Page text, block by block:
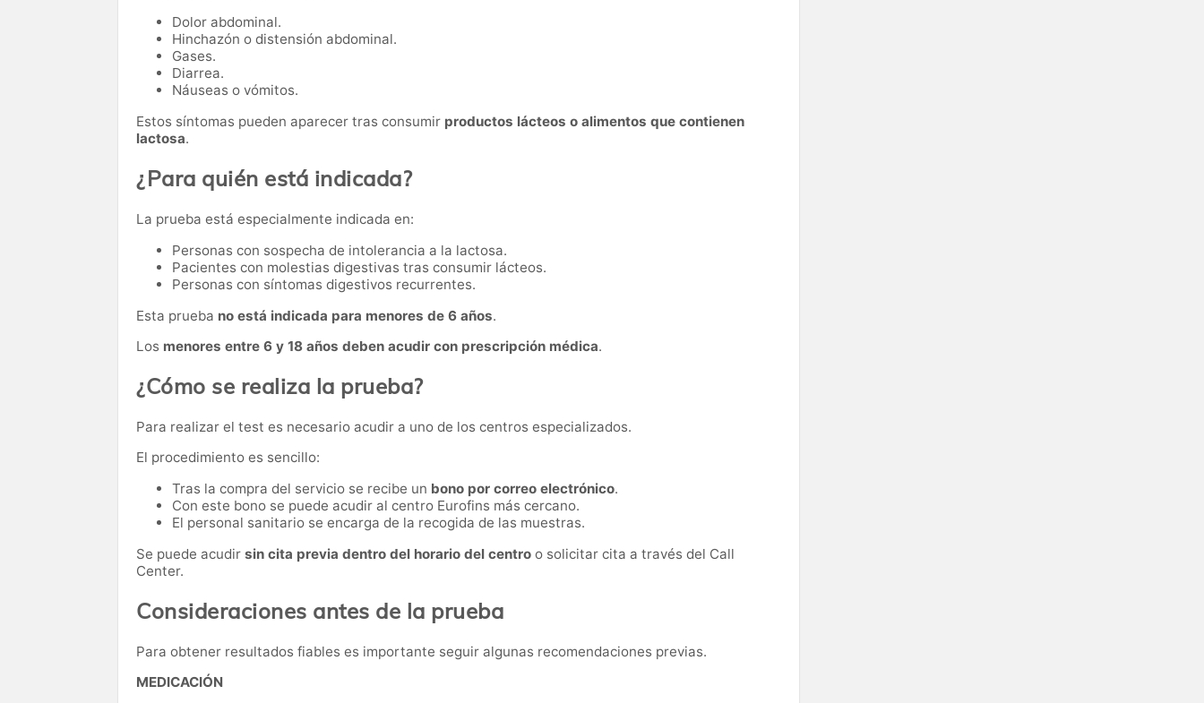
Dolor abdominal.
Hinchazón o distensión abdominal.
Gases.
Diarrea.
Náuseas o vómitos.
Estos síntomas pueden aparecer tras consumir productos lácteos o alimentos que contienen
lactosa.
¿Para quién está indicada?
La prueba está especialmente indicada en:
Personas con sospecha de intolerancia a la lactosa.
Pacientes con molestias digestivas tras consumir lácteos.
Personas con síntomas digestivos recurrentes.
Esta prueba no está indicada para menores de 6 años.
Los menores entre 6 y 18 años deben acudir con prescripción médica.
¿Cómo se realiza la prueba?
Para realizar el test es necesario acudir a uno de los centros especializados.
El procedimiento es sencillo:
Tras la compra del servicio se recibe un bono por correo electrónico.
Con este bono se puede acudir al centro Eurofins más cercano.
El personal sanitario se encarga de la recogida de las muestras.
Se puede acudir sin cita previa dentro del horario del centro o solicitar cita a través del Call
Center.
Consideraciones antes de la prueba
Para obtener resultados fiables es importante seguir algunas recomendaciones previas.
MEDICACIÓN